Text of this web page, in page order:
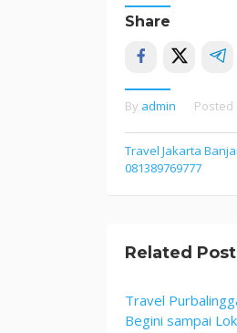
Share
By admin Posted
Post
Travel Jakarta
081389769777
Related Post
Travel
Begini sampai